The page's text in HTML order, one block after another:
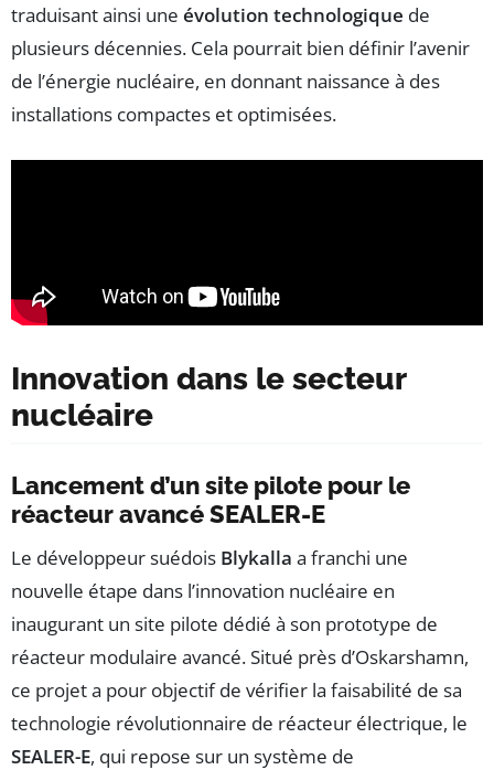
traduisant ainsi une évolution technologique de
plusieurs décennies. Cela pourrait bien définir l’avenir
de l’énergie nucléaire, en donnant naissance à des
installations compactes et optimisées.
Innovation dans le secteur
nucléaire
Lancement d’un site pilote pour le
réacteur avancé SEALER-E
Le développeur suédois Blykalla a franchi une
nouvelle étape dans l’innovation nucléaire en
inaugurant un site pilote dédié à son prototype de
réacteur modulaire avancé. Situé près d’Oskarshamn,
ce projet a pour objectif de vérifier la faisabilité de sa
technologie révolutionnaire de réacteur électrique, le
SEALER-E, qui repose sur un système de